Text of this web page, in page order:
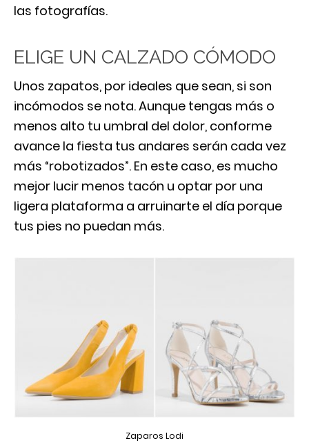
las fotografías.
ELIGE UN CALZADO CÓMODO
Unos zapatos, por ideales que sean, si son
incómodos se nota. Aunque tengas más o
menos alto tu umbral del dolor, conforme
avance la fiesta tus andares serán cada vez
más “robotizados”. En este caso, es mucho
mejor lucir menos tacón u optar por una
ligera plataforma a arruinarte el día porque
tus pies no puedan más.
Zaparos Lodi